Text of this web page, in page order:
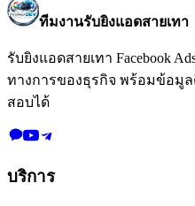
ทีมงานรับยิงแอดสายเทา
รับยิงแอดสายเทา Facebook
ทางการของธุรกิจ พร้อมข้อมู
สอบได้
บริการ